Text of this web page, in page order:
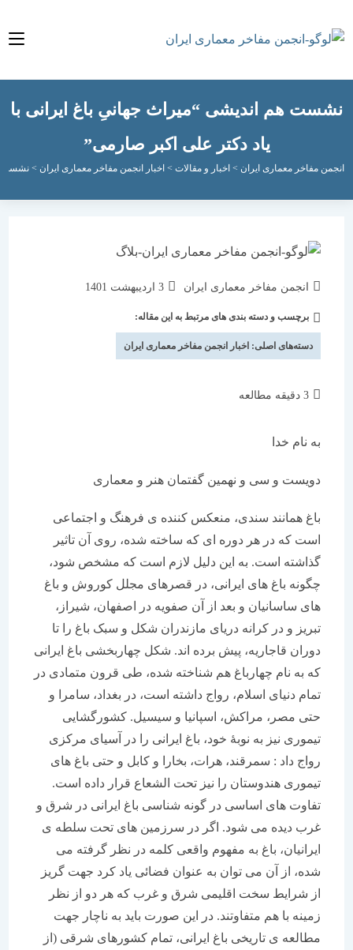
هم اندیشی “میراث جهانیِ باغ ایرانی با
یاد دکتر علی اکبر صارمی”
مفاخر معماری ایران > اخبار و مقالات>اخبار انجمن مفاخر معماری ایران > نشست هم
انجمن مفاخر معماری ایران
نوشته
شده
است:
3 اردیبهشت 1401
برچسب و دسته بندی های مرتبط به این مقاله:
دسته‌های اصلی:اخبار انجمن مفاخر معماری ایران
به نام خدا
دویست و سی و نهمین گفتمان هنر و معماری
باغ همانند سندی، منعکس کننده ی فرهنگ و اجتماعی
است که در هر دوره ای که ساخته شده، روی آن تاثیر
گذاشته است. به این دلیل لازم است که مشخص شود،
چگونه باغ های ایرانی، در قصرهای مجلل کوروش و باغ
های ساسانیان و بعد از آن صفویه در اصفهان، شیراز،
تبریز و در کرانه دریای مازندران شکل و سبک باغ را تا
دوران قاجاریه، پیش برده اند. شکل چهاربخشی باغ ایرانی
که به نام چهارباغ هم شناخته شده، طی قرون متمادی در
تمام دنیای اسلام، رواج داشته است، در بغداد، سامرا و
حتی مصر، مراکش، اسپانیا و سیسیل. کشورگشایی
تیموری نیز به نوبۀ خود، باغ ایرانی را در آسیای مرکزی
رواج داد : سمرقند، هرات، بخارا و کابل و حتی باغ های
تیموری هندوستان را نیز تحت الشعاع قرار داده است.
تفاوت های اساسی در گونه شناسی باغ ایرانی در شرق و
غرب دیده می شود. اگر در سرزمین های تحت سلطه ی
ایرانیان، باغ به مفهوم واقعی کلمه در نظر گرفته می
شده، از آن می توان به عنوان فضائی یاد کرد جهت گریز
از شرایط سخت اقلیمی شرق و غرب که هر دو از نظر
زمینه با هم متفاوتند. در این صورت باید به ناچار جهت
مطالعه ی تاریخی باغ ایرانی، تمام کشورهای شرقی (از